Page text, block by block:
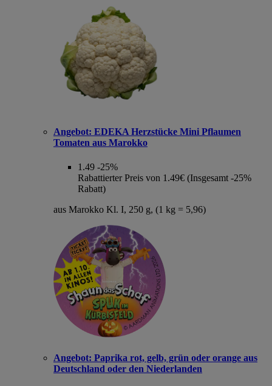
Angebot: EDEKA Herzstücke Mini Pflaumen
Tomaten aus Marokko
1.49 -25%
Rabattierter Preis von 1.49€ (Insgesamt -25%
Rabatt)
aus Marokko Kl. I, 250 g, (1 kg = 5,96)
Angebot: Paprika rot, gelb, grün oder orange aus
Deutschland oder den Niederlanden